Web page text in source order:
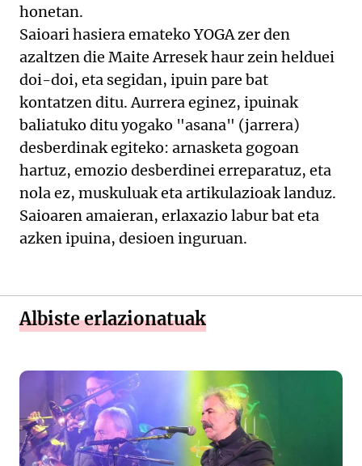
honetan.
Saioari hasiera emateko YOGA zer den
azaltzen die Maite Arresek haur zein helduei
doi-doi, eta segidan, ipuin pare bat
kontatzen ditu. Aurrera eginez, ipuinak
baliatuko ditu yogako "asana" (jarrera)
desberdinak egiteko: arnasketa gogoan
hartuz, emozio desberdinei erreparatuz, eta
nola ez, muskuluak eta artikulazioak landuz.
Saioaren amaieran, erlaxazio labur bat eta
azken ipuina, desioen inguruan.
Albiste erlazionatuak